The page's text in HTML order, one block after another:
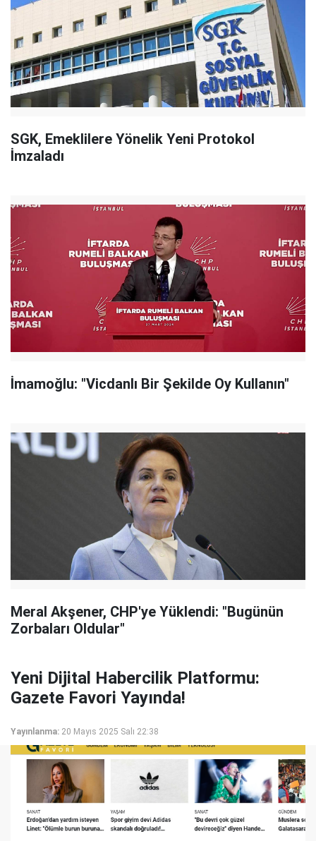
SGK, Emeklilere Yönelik Yeni Protokol
İmzaladı
İmamoğlu: "Vicdanlı Bir Şekilde Oy Kullanın"
Meral Akşener, CHP'ye Yüklendi: "Bugünün
Zorbaları Oldular"
Yeni Dijital Habercilik Platformu:
Gazete Favori Yayında!
Yayınlanma: 20 Mayıs 2025 Salı 22:38